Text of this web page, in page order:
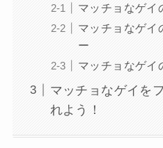
マッチョなゲイ
マッチョなゲイ
ー
マッチョなゲイ
マッチョなゲイを
れよう！